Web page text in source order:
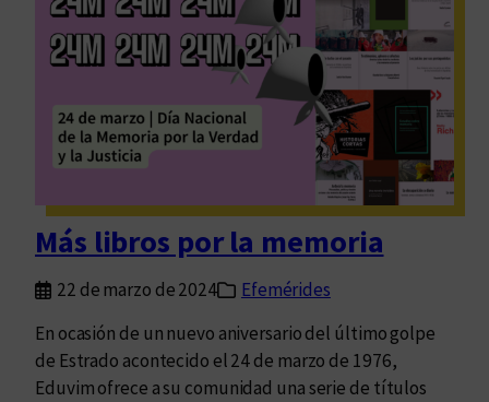
Más libros por la memoria
22 de marzo de 2024
Efemérides
En ocasión de un nuevo aniversario del último golpe
de Estrado acontecido el 24 de marzo de 1976,
Eduvim ofrece a su comunidad una serie de títulos